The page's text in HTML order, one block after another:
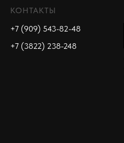
КОНТАКТЫ
+7 (909) 543-82-48
+7 (3822) 238-248